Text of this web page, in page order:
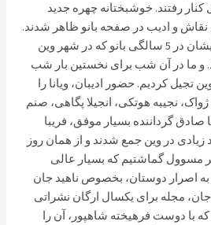
رفتند. خوشبختانه چهره جدید
و ادیب در صفحه بانو ظاهر شدند.
جناب وفا برایم نوشت که ایشان در 5 سالگی بانو که در شهر وین
و ما در آن شب برای نخستین بار شب
تجیل کردیم. حضور ادیبان، ویانا را
نجیبه هوتکی، انجیلا پگاهی، صنم
صادق گرداننده بسیار موفق، فریبا
زیادی در وین جمع شدند و از همان روز
مسوول گماشتیم که بسیار عالی
اصرار دوستان، بخصوص ناهید جان
مجله برای یکسال ارگان نشراتی
با دوست فرهیخته شاهپور، آن را